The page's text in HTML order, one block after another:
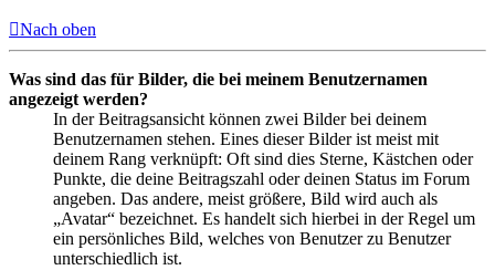
Nach oben
Was sind das für Bilder, die bei meinem Benutzernamen
angezeigt werden?
In der Beitragsansicht können zwei Bilder bei deinem
Benutzernamen stehen. Eines dieser Bilder ist meist mit
deinem Rang verknüpft: Oft sind dies Sterne, Kästchen oder
Punkte, die deine Beitragszahl oder deinen Status im Forum
angeben. Das andere, meist größere, Bild wird auch als
„Avatar“ bezeichnet. Es handelt sich hierbei in der Regel um
ein persönliches Bild, welches von Benutzer zu Benutzer
unterschiedlich ist.